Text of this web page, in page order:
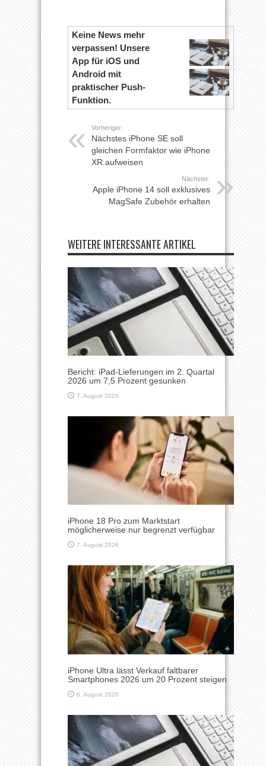
Keine News mehr
verpassen! Unsere
App für iOS und
Android mit
praktischer Push-
Funktion.
Vorheriger:
Nächstes iPhone SE soll
gleichen Formfaktor wie iPhone
XR aufweisen
Nächster:
Apple iPhone 14 soll exklusives
MagSafe Zubehör erhalten
WEITERE INTERESSANTE ARTIKEL
Bericht: iPad-Lieferungen im 2. Quartal
2026 um 7,5 Prozent gesunken
7. August 2026
iPhone 18 Pro zum Marktstart
möglicherweise nur begrenzt verfügbar
7. August 2026
iPhone Ultra lässt Verkauf faltbarer
Smartphones 2026 um 20 Prozent steigen
6. August 2026